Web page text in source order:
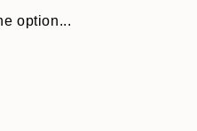
option...